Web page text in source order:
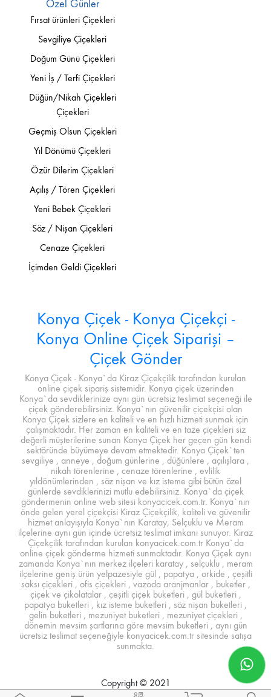
Özel Günler
Fırsat ürünleri Çiçekleri
Sevgiliye Çiçekleri
Doğum Günü Çiçekleri
Yeni İş / Terfi Çiçekleri
Düğün/Nikah Çiçekleri
Çiçekleri
Geçmiş Olsun Çiçekleri
Yıl Dönümü Çiçekleri
Özür Dilerim Çiçekleri
Açılış / Tören Çiçekleri
Yeni Bebek Çiçekleri
Söz / Nişan Çiçekleri
Cenaze Çiçekleri
İçimden Geldi Çiçekleri
Konya Çiçek - Konya Çiçekçi -
Konya Online Çiçek Siparişi –
Çiçek Gönder
Konya Çiçek - Konya`da Kiraz Çiçekçilik tarafından kurulan
online çiçek sipariş sistemidir. Konya çiçek üzerinden
Konya`da sevdiklerinize aynı gün ücretsiz teslimat seçeneği ile
çiçek gönderebilirsiniz. Konya`nın güvenilir çiçekçisi olan
Konya Çiçek sizlere en kaliteli ve en hızlı hizmeti sunmak için
çalışmaktadır. Her zaman en kaliteli ve en taze çiçekleri siz
değerli müşterilerine sunan Konya Çiçek her geçen gün kendi
sektöründe büyümeye devam etmektedir. Konya Çiçek`ten
sevgiliye , anneye , doğum günlerine , düğünlere , açılışlara ,
nikah törenlerine , cenaze törenlerine , evlilik
yıldönümlerinden , söz nişan ve kız isteme gibi bütün özel
günlerde sevdiklerinizi mutlu edebilirsiniz. Konya`da çiçek
göndermenin online web sitesi konyacicek.com.tr. Konya`nın
önde gelen yerel çiçekçisi Kiraz Çiçekçilik, kaliteli ve güvenilir
hizmet anlayışıyla Konya`nın Karatay, Selçuklu ve Meram
ilçelerine aynı gün içinde ücretsiz teslimat imkanı sunuyor. Kiraz
Çiçekçilik tarafından kurulan konyacicek.com.tr Konya`da
online çiçek gönderme hizmeti sunmaktadır. Konya Çiçek aynı
zamanda Konya`nın merkez ilçeleri karatay , selçuklu , meram
ilçelerine geniş ürün yelpazesiyle gül , papatya , orkide , çeşitli
saksı çiçekleri , ofis çiçekleri , vazoda aranjmanlar , buketler ,
çiçek ve çikolatalar , çeşitli çiçek buketleri , gül buketleri ,
papatya buketleri , kız isteme buketleri , söz nişan buketleri ,
gelin buketleri , mezuniyet buketleri , mezuniyet çiçekleri ,
dönemin mevsim şartlarına göre mevsim buketleri , aynı gün
ücretsiz teslimat seçeneğiyle konyacicek.com.tr sitesinde satışa
sunmakta.
Copyright © 2021